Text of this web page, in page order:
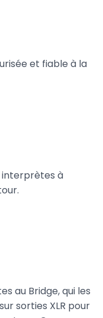
et fiable à la
interprètes à
au Bridge, qui les
sorties XLR pour